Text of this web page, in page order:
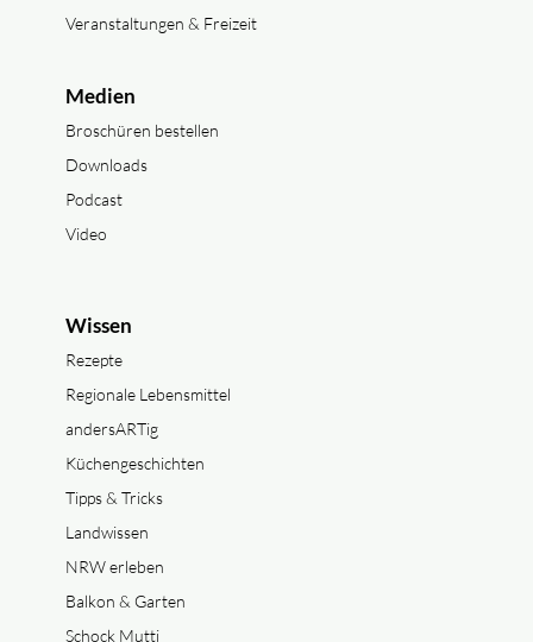
Veranstaltungen & Freizeit
Medien
Broschüren bestellen
Downloads
Podcast
Video
Wissen
Rezepte
Regionale Lebensmittel
andersARTig
Küchengeschichten
Tipps & Tricks
Landwissen
NRW erleben
Balkon & Garten
Schock Mutti